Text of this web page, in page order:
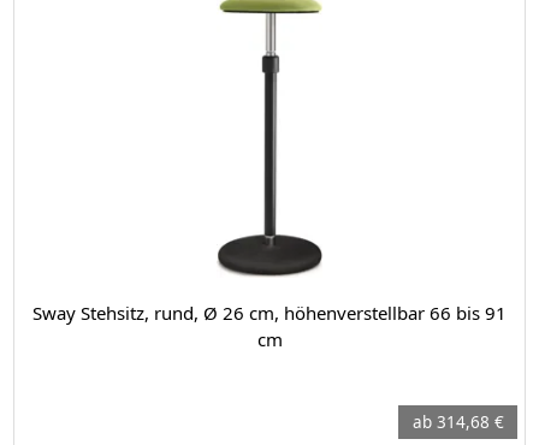
Sway Stehsitz, rund, Ø 26 cm, höhenverstellbar 66 bis 91
cm
ab 314,68 €